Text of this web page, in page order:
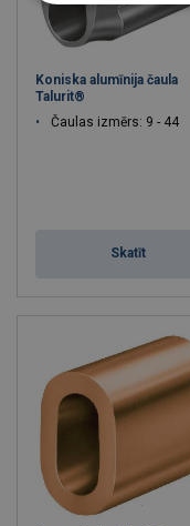
Koniska alumīnija čaula
Talurit®
Čaulas izmērs: 9 - 44
Skatīt